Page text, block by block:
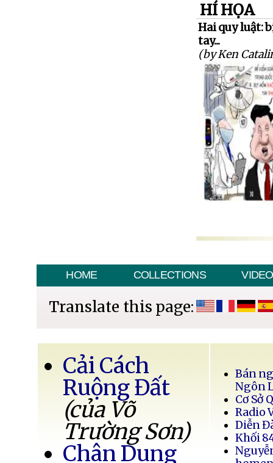
HÍ HỌA
Hai quy luật:
tay...
(by Ken
HOME COLLECTIONS VIDEO
Translate this page:
Cải Cách
Ruộng Đất
(của Võ
Trường Sơn)
Chân Dung
Bán
Ngôn
Cơ Sở
Radio
Diễn
Khối